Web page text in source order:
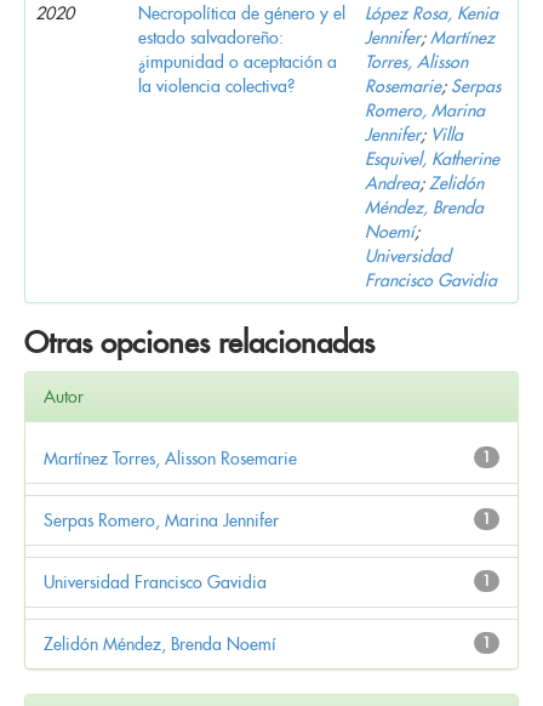
2020
Necropolítica de género y el
estado salvadoreño:
¿impunidad o aceptación a
la violencia colectiva?
López Rosa, Kenia
Jennifer;Martínez
Torres, Alisson
Rosemarie; Serpas
Romero, Marina
Jennifer; Villa
Esquivel, Katherine
Andrea; Zelidón
Méndez, Brenda
Noemí;
Universidad
Francisco Gavidia
Otras opciones relacionadas
Autor
1
Martínez Torres, Alisson Rosemarie
1
Serpas Romero, Marina Jennifer
1
Universidad Francisco Gavidia
1
Zelidón Méndez, Brenda Noemí